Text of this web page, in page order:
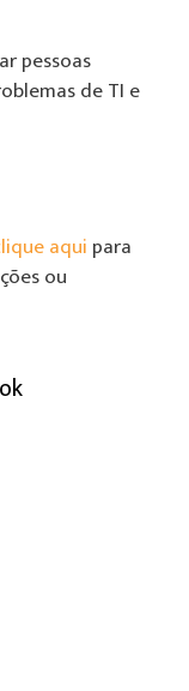
pessoas
de TI e
aqui para
ou